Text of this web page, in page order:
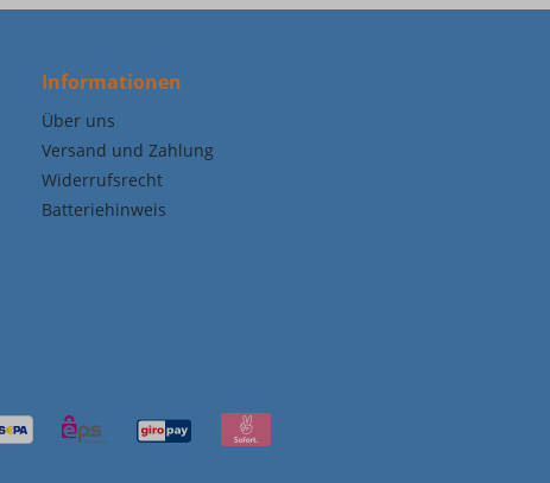
Informationen
Über uns
Versand und Zahlung
Widerrufsrecht
Batteriehinweis